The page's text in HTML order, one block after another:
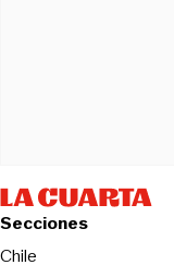
Secciones
Chile